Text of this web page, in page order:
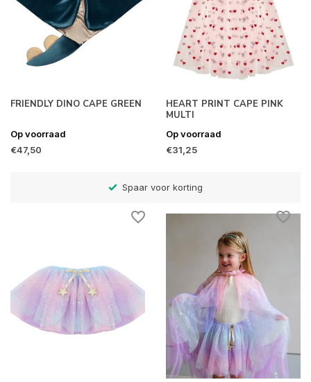
FRIENDLY DINO CAPE GREEN
Op voorraad
€47,50
HEART PRINT CAPE PINK
MULTI
Op voorraad
€31,25
Betaal later met Klarna